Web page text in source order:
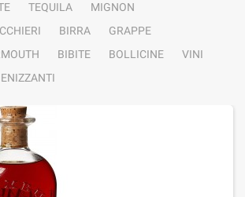
TEQUILA
MIGNON
BIRRA
GRAPPE
BIBITE BOLLICINE
VINI